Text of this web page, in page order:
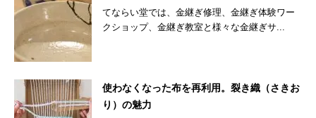
てならい堂では、金継ぎ修理、金継ぎ体験ワー
クショップ、金継ぎ教室と様々な金継ぎサ...
使わなくなった布を再利用。裂き織（さきお
り）の魅力